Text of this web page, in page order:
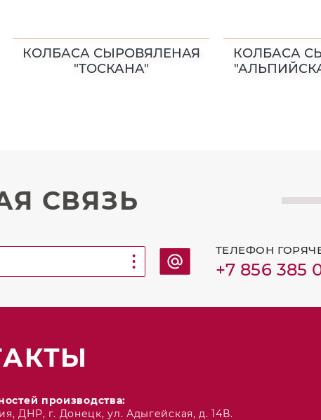
КОЛБАСА СЫРОВЯЛЕНАЯ
"ТОСКАНА"
КОЛБАСА
СВЯЗЬ
ТЕЛЕФОН
+7 856 385
производства:
ДНР, г. Донецк, ул. Адыгейская, д. 14В.